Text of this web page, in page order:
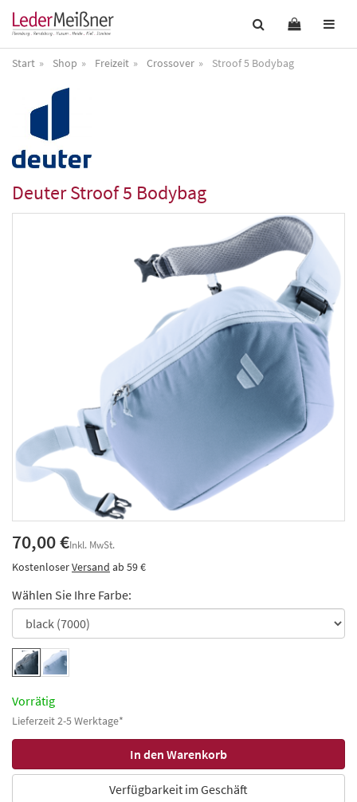
Start Shop Freizeit Crossover Stroof 5 Bodybag
DeuterStroof 5 Bodybag
70,00 €Inkl. MwSt.
KostenloserVersand ab 59 €
Wählen Sie Ihre Farbe:
Vorrätig
Lieferzeit 2-5 Werktage*
Verfügbarkeit im Geschäft